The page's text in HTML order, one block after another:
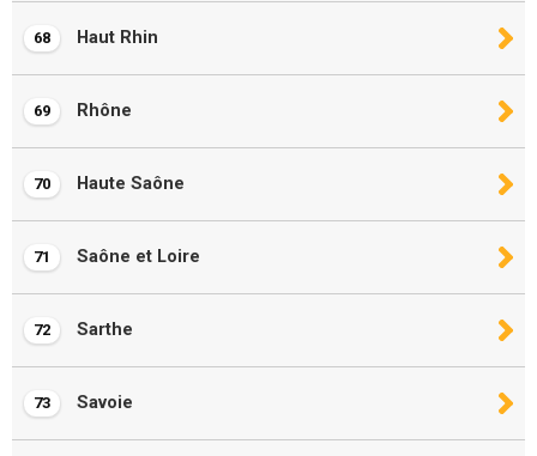
68 Haut Rhin
69 Rhône
70 Haute Saône
71 Saône et Loire
72 Sarthe
73 Savoie